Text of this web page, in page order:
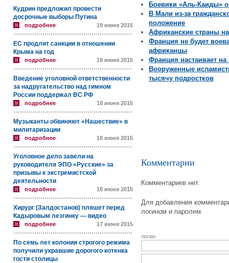
Кудрин предложил провести
досрочные выборы Путина
подробнее 19 июня 2015
ЕС продлит санкции в отношении
Крыма на год
подробнее 19 июня 2015
Введение уголовной ответственности
за надругательство над гимном
России поддержал ВС РФ
подробнее 18 июня 2015
Музыканты обвиняют «Нашествие» в
милитаризации
подробнее 18 июня 2015
Уголовное дело завели на
руководителя ЭПО «Русские» за
призывы к экстремистской
деятельности
подробнее 18 июня 2015
Хирург (Залдостанов) пляшет перед
Кадыровым лезгинку — видео
подробнее 17 июня 2015
По семь лет колонии строгого режима
получили укравшие дорогого котенка
гости столицы
Боевики «Аль-Каиды»
В Мали из-за
положение
Африканские страны
Франция не будет
африканцы
Франция настаивает
Вооруженные
тысячу подростков
Комментарии
Комментариев нет.
Для добавления
логином и паролем.
логин